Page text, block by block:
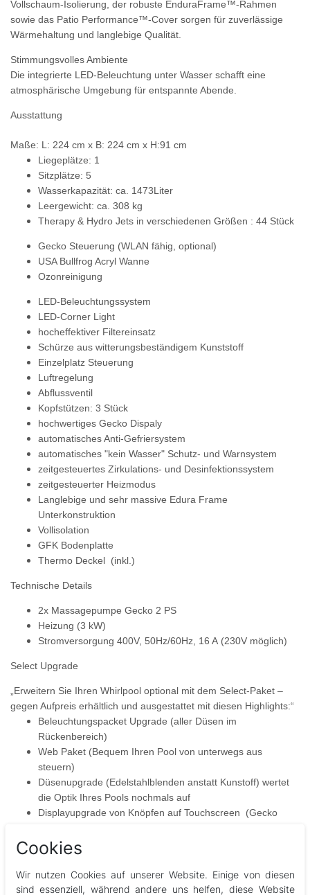
Vollschaum-Isolierung, der robuste EnduraFrame™-Rahmen
sowie das Patio Performance™-Cover sorgen für zuverlässige
Wärmehaltung und langlebige Qualität.
Stimmungsvolles Ambiente
Die integrierte LED‑Beleuchtung unter Wasser schafft eine
atmosphärische Umgebung für entspannte Abende.
Ausstattung
Maße: L: 224 cm x B: 224 cm x H:91 cm
Liegeplätze: 1
Sitzplätze: 5
Wasserkapazität: ca. 1473Liter
Leergewicht: ca. 308 kg
Therapy & Hydro Jets in verschiedenen Größen : 44 Stück
Gecko Steuerung (WLAN fähig, optional)
USA Bullfrog Acryl Wanne
Ozonreinigung
LED-Beleuchtungssystem
LED-Corner Light
hocheffektiver Filtereinsatz
Schürze aus witterungsbeständigem Kunststoff
Einzelplatz Steuerung
Luftregelung
Abflussventil
Kopfstützen: 3 Stück
hochwertiges Gecko Dispaly
automatisches Anti-Gefriersystem
automatisches "kein Wasser" Schutz- und Warnsystem
zeitgesteuertes Zirkulations- und Desinfektionssystem
zeitgesteuerter Heizmodus
Langlebige und sehr massive Edura Frame
Unterkonstruktion
Vollisolation
GFK Bodenplatte
Thermo Deckel (inkl.)
Technische Details
2x Massagepumpe Gecko 2 PS
Heizung (3 kW)
Stromversorgung 400V, 50Hz/60Hz, 16 A (230V möglich)
Select Upgrade
„Erweitern Sie Ihren Whirlpool optional mit dem Select-Paket –
gegen Aufpreis erhältlich und ausgestattet mit diesen Highlights:“
Beleuchtungspacket Upgrade (aller Düsen im
Rückenbereich)
Web Paket (Bequem Ihren Pool von unterwegs aus
steuern)
Düsenupgrade (Edelstahlblenden anstatt Kunstoff) wertet
die Optik Ihres Pools nochmals auf
Displayupgrade von Knöpfen auf Touchscreen (Gecko
Cookies
Wir nutzen Cookies auf unserer Website. Einige von diesen
sind essenziell, während andere uns helfen, diese Website